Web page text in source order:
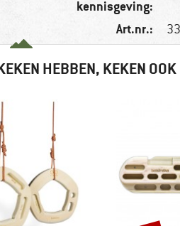
kennisgeving:
Art.nr.:
HEBBEN, KEKEN OOK